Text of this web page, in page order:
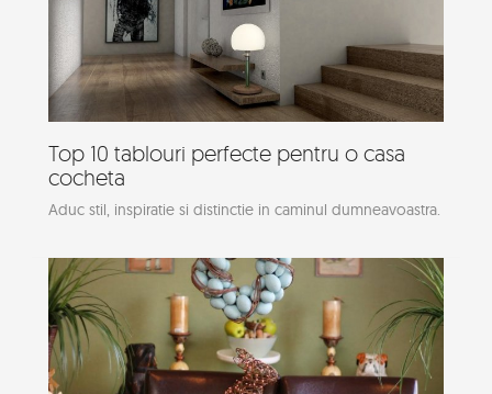
Top 10 tablouri perfecte pentru o casa
cocheta
Aduc stil, inspiratie si distinctie in caminul dumneavoastra.